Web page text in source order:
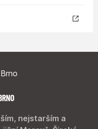
nejstarším a